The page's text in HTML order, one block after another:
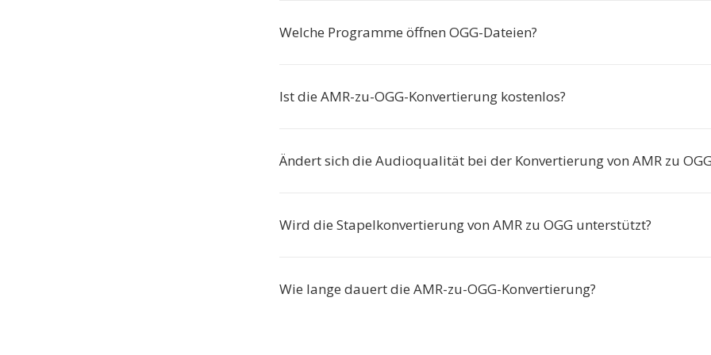
Welche Programme öffnen OGG-Dateien?
Ist die AMR-zu-OGG-Konvertierung kostenlos?
Ändert sich die Audioqualität bei der Konvertierung von AMR zu
Wird die Stapelkonvertierung von AMR zu OGG unterstützt?
Wie lange dauert die AMR-zu-OGG-Konvertierung?